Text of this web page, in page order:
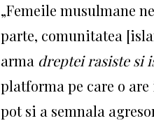
„Femeile musulmane
parte, comunitatea
arma dreptei rasiste si
platforma pe care o
pot si a semnala